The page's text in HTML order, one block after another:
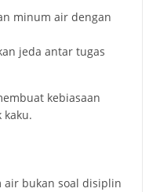
minum air dengan
jeda antar tugas
kebiasaan
kaku.
air bukan soal disiplin